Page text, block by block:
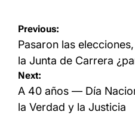
Navegación
de
entradas
Previous:
Pasaron las
la Junta de Carrera
Next:
A 40 años — Día
la Verdad y la Justicia